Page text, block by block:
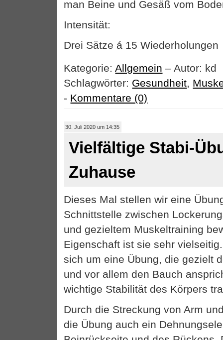
man Beine und Gesäß vom
Intensität:
Drei Sätze á 15
Kategorie: Allgemein – Autor: kd
Schlagwörter: Gesundheit
- Kommentare (0)
30. Juli 2020 um 14:35
Vielfältige Stabi-
Zuhause
Dieses Mal stellen wir eine
Schnittstelle zwischen
und gezieltem Muskeltraining
Eigenschaft ist sie sehr
sich um eine Übung, die gezielt
und vor allem den Bauch
wichtige Stabilität des Körpers
Durch die Streckung von Arm
die Übung auch ein